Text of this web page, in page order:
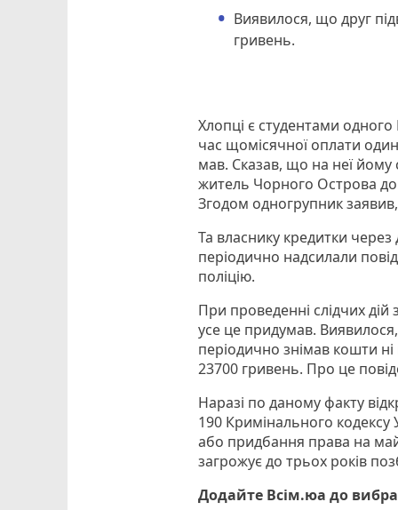
Виявилося, що друг
гривень.
Хлопці є студентами
час щомісячної оплати
мав. Сказав, що на неї йому
житель Чорного Острова
Згодом одногрупник
Та власнику кредитки
періодично надсилали
поліцію.
При проведенні слідчих
усе це придумав.
періодично знімав кошти
23700 гривень. Про це
Наразі по даному факту
190 Кримінального
або придбання права на
загрожує до трьох років
Додайте Всім.юа до